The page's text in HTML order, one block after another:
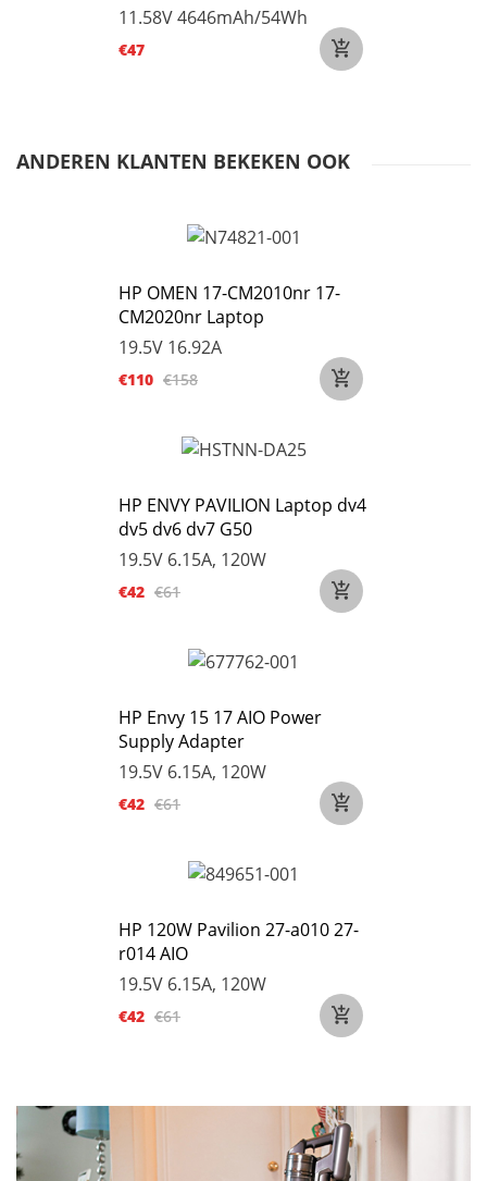
11.58V4646mAh/54Wh
€47
ANDEREN KLANTEN BEKEKEN OOK
HP OMEN 17-CM2010nr 17-
CM2020nr Laptop
19.5V 16.92A
€110 €158
HP ENVY PAVILION Laptop dv4
dv5 dv6 dv7 G50
19.5V 6.15A, 120W
€42 €61
HP Envy 15 17 AIO Power
Supply Adapter
19.5V 6.15A, 120W
€42 €61
HP 120W Pavilion 27-a010 27-
r014 AIO
19.5V 6.15A, 120W
€42 €61